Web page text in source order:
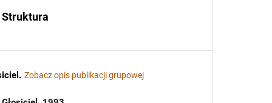
Struktura
. Zobacz opis publikacji grupowej